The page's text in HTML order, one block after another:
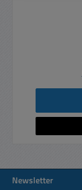
Newsletter